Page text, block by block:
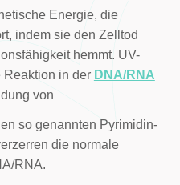
Energie, die
indem sie den Zelltod
hemmt. UV-
Reaktion in der DNA/RNA
von
so genannten Pyrimidin-
die normale
RNA.